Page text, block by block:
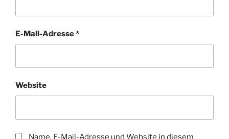
E-Mail-Adresse*
Website